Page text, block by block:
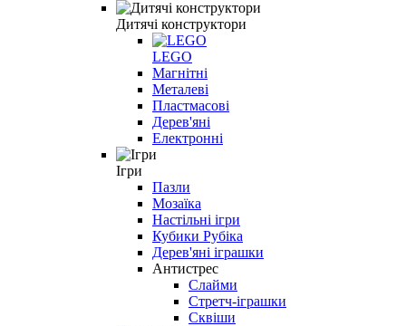
Дитячі конструктори
LEGO
Магнітні
Металеві
Пластмасові
Дерев'яні
Електронні
Ігри
Пазли
Мозаїка
Настільні ігри
Кубики Рубіка
Дерев'яні іграшки
Антистрес
Слайми
Стретч-іграшки
Сквіши